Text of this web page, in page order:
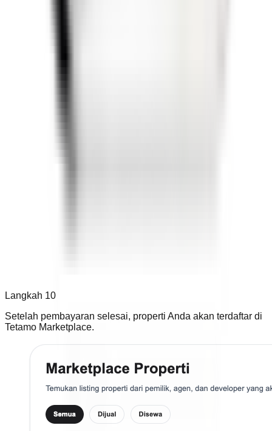
Langkah 10
Setelah pembayaran selesai, properti Anda akan terdaftar di
Tetamo Marketplace.